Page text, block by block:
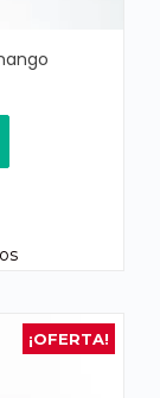
¡OFERTA!